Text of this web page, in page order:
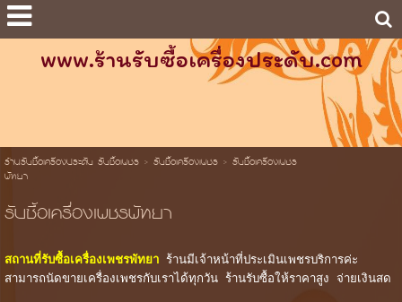
www.ร้านรับซื้อเครื่องประดับ.com
ร้านรับซื้อเครื่องประดับ รับซื้อเพชร> รับซื้อเครื่องเพชร> รับซื้อเครื่องเพชร
พัทยา
รับซื้อเครื่องเพชรพัทยา
สถานที่รับซื้อเครื่องเพชรพัทยา ร้านมีเจ้าหน้าที่ประเมินเพชรบริการค่ะ
สามารถนัดขายเครื่องเพชรกับเราได้ทุกวัน ร้านรับซื้อให้ราคาสูง จ่ายเงินสด